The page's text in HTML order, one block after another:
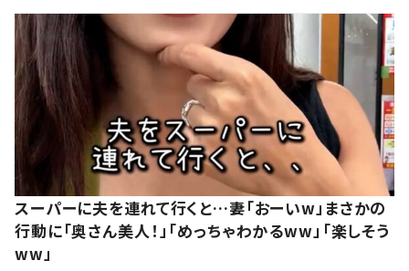
スーパーに夫を連れて行くと…妻「おーいw」まさかの
行動に「奥さん美人！」「めっちゃわかるww」「楽しそう
ww」